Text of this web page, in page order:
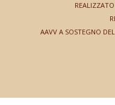
AAVV A SOSTEGNO